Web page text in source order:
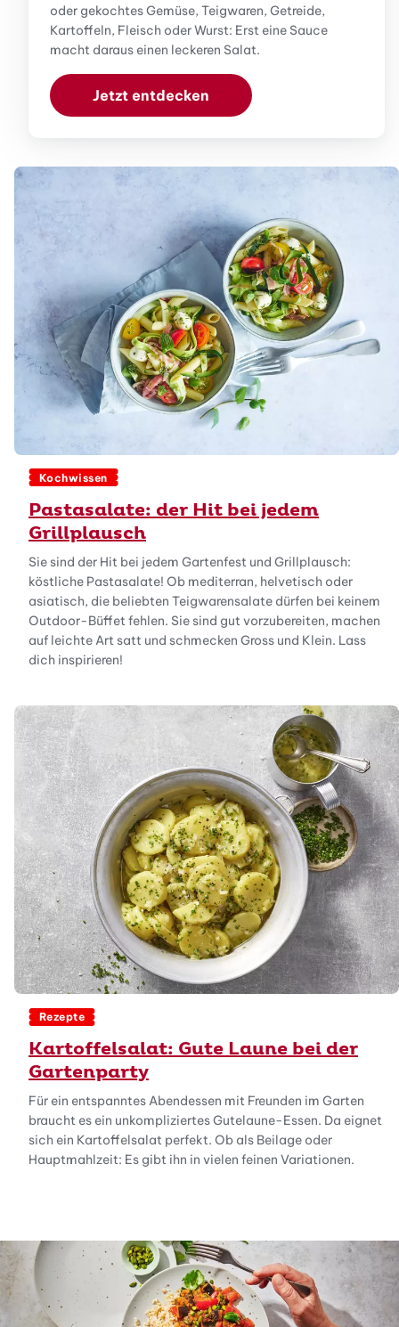
oder gekochtes Gemüse, Teigwaren, Getreide,
Kartoffeln, Fleisch oder Wurst: Erst eine Sauce
macht daraus einen leckeren Salat.
Jetzt entdecken
Kochwissen
Pastasalate: der Hit bei jedem
Grillplausch
Sie sind der Hit bei jedem Gartenfest und Grillplausch:
köstliche Pastasalate! Ob mediterran, helvetisch oder
asiatisch, die beliebten Teigwarensalate dürfen bei keinem
Outdoor-Büffet fehlen. Sie sind gut vorzubereiten, machen
auf leichte Art satt und schmecken Gross und Klein. Lass
dich inspirieren!
Rezepte
Kartoffelsalat: Gute Laune bei der
Gartenparty
Für ein entspanntes Abendessen mit Freunden im Garten
braucht es ein unkompliziertes Gutelaune-Essen. Da eignet
sich ein Kartoffelsalat perfekt. Ob als Beilage oder
Hauptmahlzeit: Es gibt ihn in vielen feinen Variationen.